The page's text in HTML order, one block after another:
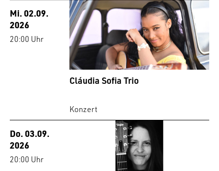
Mi. 02.09.
2026
20:00 Uhr
Cláudia Sofia Trio
Konzert
Do. 03.09.
2026
20:00 Uhr